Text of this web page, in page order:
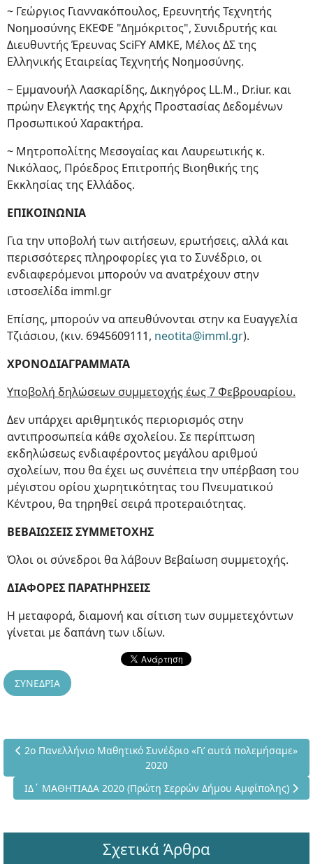
~ Γεώργιος Γιαννακόπουλος, Ερευνητής Τεχνητής
Νοημοσύνης ΕΚΕΦΕ "Δημόκριτος", Συνιδρυτής και
Διευθυντής Έρευνας SciFY ΑΜΚΕ, Μέλος ΔΣ της
Ελληνικής Εταιρείας Τεχνητής Νοημοσύνης.
~ Εμμανουήλ Λασκαρίδης, Δικηγόρος LL.M., Dr.iur. και
πρώην Ελεγκτής της Αρχής Προστασίας Δεδομένων
Προσωπικού Χαρακτήρα.
~ Μητροπολίτης Μεσογαίας και Λαυρεωτικής κ.
Νικόλαος, Πρόεδρος Επιτροπής Βιοηθικής της
Εκκλησίας της Ελλάδος.
ΕΠΙΚΟΙΝΩΝΙΑ
Για την υποβολή των αιτήσεων, ερωτήσεις, αλλά και
περισσότερες πληροφορίες για το Συνέδριο, οι
ενδιαφερόμενοι μπορούν να ανατρέχουν στην
ιστοσελίδα imml.gr
Επίσης, μπορούν να απευθύνονται στην κα Ευαγγελία
Τζιάσιου, (κιν. 6945609111, neotita@imml.gr).
ΧΡΟΝΟΔΙΑΓΡΑΜΜΑΤΑ
Υποβολή δηλώσεων συμμετοχής έως 7 Φεβρουαρίου.
Δεν υπάρχει αριθμητικός περιορισμός στην
αντιπροσωπεία κάθε σχολείου. Σε περίπτωση
εκδηλώσεως ενδιαφέροντος μεγάλου αριθμού
σχολείων, που θα έχει ως συνέπεια την υπέρβαση του
μέγιστου ορίου χωρητικότητας του Πνευματικού
Κέντρου, θα τηρηθεί σειρά προτεραιότητας.
ΒΕΒΑΙΩΣΕΙΣ ΣΥΜΜΕΤΟΧΗΣ
Όλοι οι σύνεδροι θα λάβουν Βεβαίωση συμμετοχής.
ΔΙΑΦΟΡΕΣ ΠΑΡΑΤΗΡΗΣΕΙΣ
Η μεταφορά, διαμονή και σίτιση των συμμετεχόντων
γίνεται με δαπάνη των ιδίων.
ΣΥΝΕΔΡΙΑ
Προηγούμενο άρθρο: 2ο Πανελλήνιο Μαθητικό Συνέδριο «Γι’
2ο Πανελλήνιο Μαθητικό Συνέδριο «Γι’ αυτά πολεμήσαμε»
2020
Επόμενο άρθρο: ΙΔ΄ ΜΑΘΗΤΙΑΔΑ 2020 (Πρώτη Σερρών Δήμου
ΙΔ΄ ΜΑΘΗΤΙΑΔΑ 2020 (Πρώτη Σερρών Δήμου Αμφίπολης)
Σχετικά Άρθρα